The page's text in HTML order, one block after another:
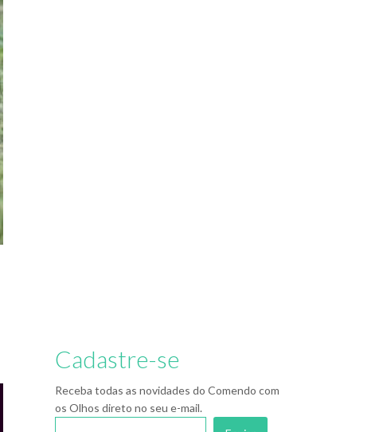
Cadastre-se
Receba todas as novidades do Comendo com
os Olhos direto no seu e-mail.